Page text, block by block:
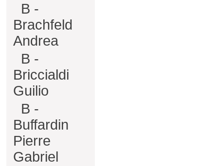
B -
Brachfeld
Andrea
B -
Briccialdi
Guilio
B -
Buffardin
Pierre
Gabriel